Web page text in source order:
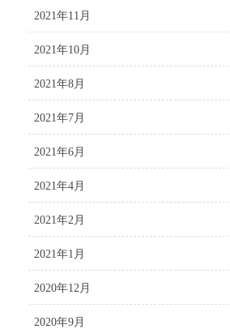
2021年11月
2021年10月
2021年8月
2021年7月
2021年6月
2021年4月
2021年2月
2021年1月
2020年12月
2020年9月